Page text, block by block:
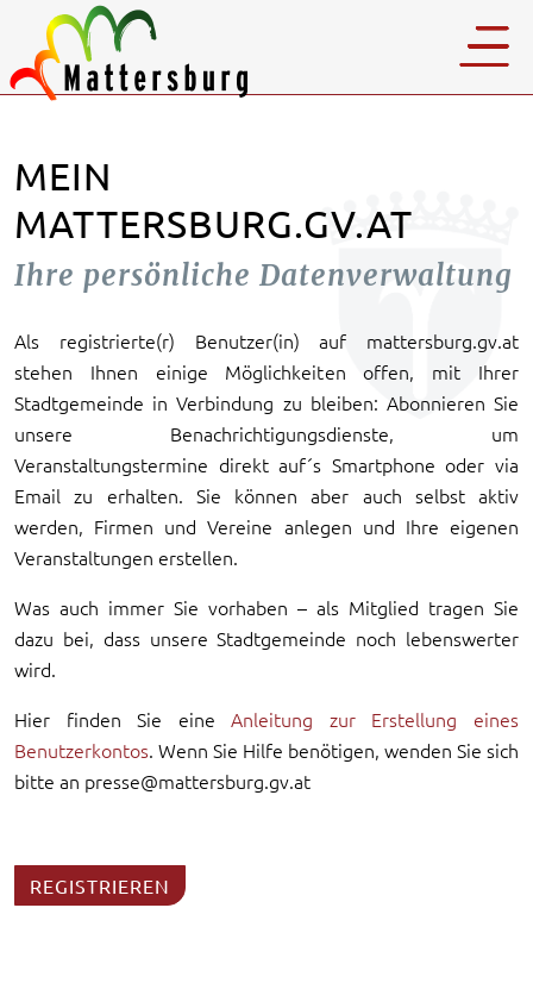
MEIN
MATTERSBURG.GV.AT
Ihre persönliche Datenverwaltung
Als registrierte(r) Benutzer(in) auf mattersburg.gv.at
stehen Ihnen einige Möglichkeiten offen, mit Ihrer
Stadtgemeinde in Verbindung zu bleiben: Abonnieren Sie
unsere Benachrichtigungsdienste, um
Veranstaltungstermine direkt auf´s Smartphone oder via
Email zu erhalten. Sie können aber auch selbst aktiv
werden, Firmen und Vereine anlegen und Ihre eigenen
Veranstaltungen erstellen.
Was auch immer Sie vorhaben – als Mitglied tragen Sie
dazu bei, dass unsere Stadtgemeinde noch lebenswerter
wird.
Hier finden Sie eineAnleitung zur Erstellung eines
Benutzerkontos. Wenn Sie Hilfe benötigen, wenden Sie sich
bitte an presse@mattersburg.gv.at
REGISTRIEREN